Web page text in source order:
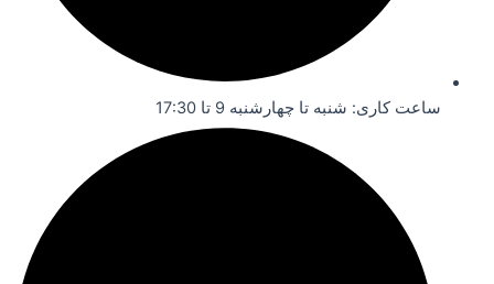
ساعت کاری: شنبه تا چهارشنبه 9 تا 17:30